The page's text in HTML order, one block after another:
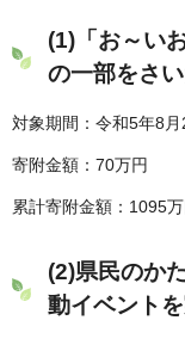
(1)「お～い
の一部をさ
対象期間：令和5年8月
寄附金額：70万円
累計寄附金額：1095
(2)県民のか
動イベント